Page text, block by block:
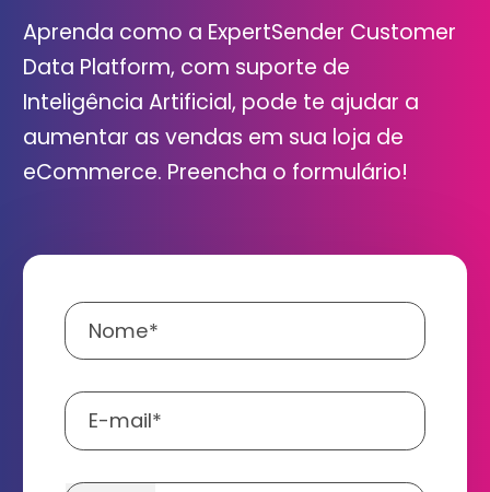
Aprenda como a ExpertSender Customer
Data Platform, com suporte de
Inteligência Artificial, pode te ajudar a
aumentar as vendas em sua loja de
eCommerce. Preencha o formulário!